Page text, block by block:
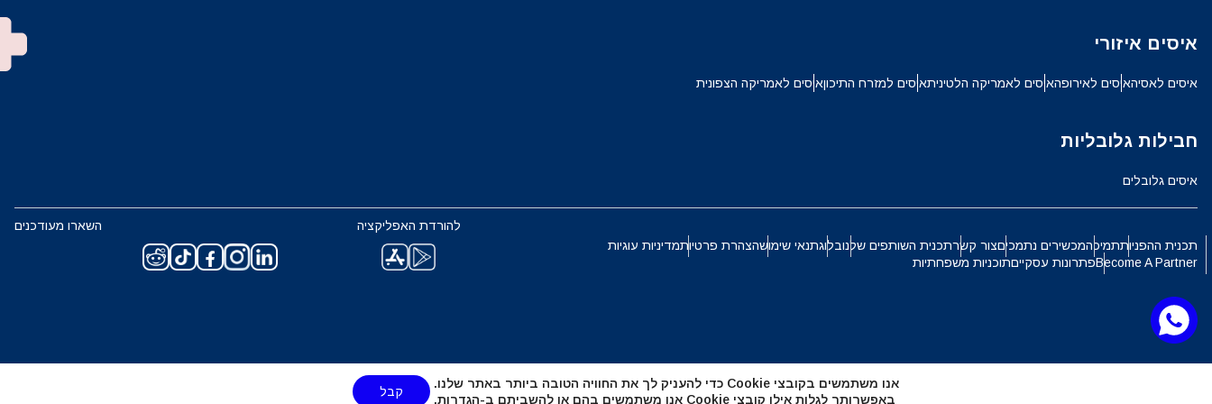
איסים איזורי
איסים לאסיהאיסים לאירופהאיסים לאמריקה הלטיניתאיסים למזרח התיכוןאיסים לאמריקה הצפונית
חבילות גלובליות
איסים גלובלים
תכנית ההפניותתמיכהמכשירים נתמכיםצור קשרתכנית השותפים שלנובלוגתנאי שימושהצהרת פרטיותמדיניות עוגיות
Become A Partnerפתרונות עסקייםתוכניות משפחתיות
להורדת האפליקציה השארו מעודכנים
简体中文
繁體中文
CAD - דולר קנדי
CHF - פרנק שוויצרי NZD - דולר ניו זילנדי
אנו משתמשים בקובצי Cookie כדי להעניק לך את החוויה הטובה ביותר באתר שלנו.
באפשרותך לגלות אילו קובצי Cookie אנו משתמשים בהם או להשביתם ב-
הגדרות.
קבל